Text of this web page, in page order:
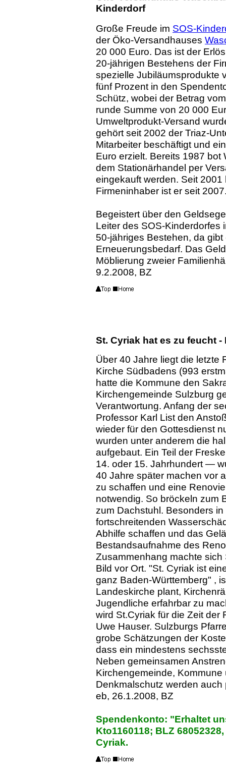
Kinderdorf
Große Freude im SOS-
der Öko-Versandhauses
20 000 Euro. Das ist der
20-jährigen Bestehens der
spezielle Jubiläumsprodukte
fünf Prozent in den
Schütz, wobei der Betrag
runde Summe von 20 000
Umweltprodukt-Versand
gehört seit 2002 der Triaz-
Mitarbeiter beschäftigt und
Euro erzielt. Bereits 1987
dem Stationärhandel per
eingekauft werden. Seit
Firmeninhaber ist er seit
Begeistert über den
Leiter des SOS-Kinderdorfes
50-jähriges Bestehen, da
Erneuerungsbedarf. Das
Möblierung zweier
9.2.2008, BZ
St. Cyriak hat es zu feucht
Über 40 Jahre liegt die letzte
Kirche Südbadens (993
hatte die Kommune den
Kirchengemeinde Sulzburg
Verantwortung. Anfang der
Professor Karl List den
wieder für den Gottesdienst
wurden unter anderem die
aufgebaut. Ein Teil der
14. oder 15. Jahrhundert —
40 Jahre später machen vor
zu schaffen und eine
notwendig. So bröckeln zum
zum Dachstuhl. Besonders
fortschreitenden
Abhilfe schaffen und das
Bestandsaufnahme des
Zusammenhang machte
Bild vor Ort. "St. Cyriak ist
ganz Baden-Württemberg" ,
Landeskirche plant,
Jugendliche erfahrbar zu
wird St.Cyriak für die Zeit
Uwe Hauser. Sulzburgs
grobe Schätzungen der
dass ein mindestens
Neben gemeinsamen
Kirchengemeinde,
Denkmalschutz werden
eb, 26.1.2008, BZ
Spendenkonto: "Erhaltet
Kto1160118; BLZ
Cyriak.